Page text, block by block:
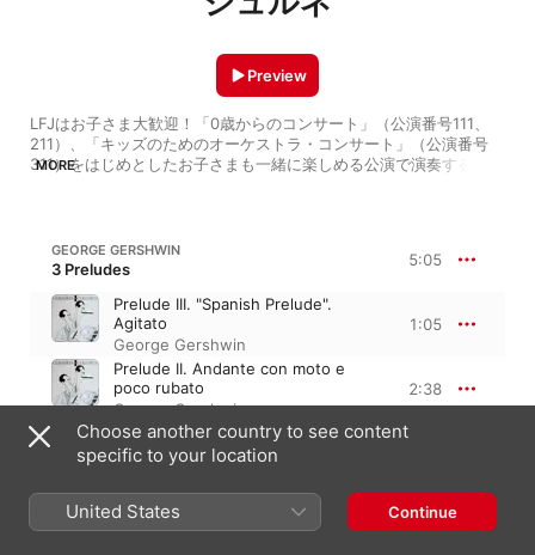
LFJはお子さま大歓迎！「0歳からのコンサート」（公演番号111、
211）、「キッズのためのオーケストラ・コンサート」（公演番号
311）をはじめとしたお子さまも一緒に楽しめる公演で演奏する数々
も3歳以上のお子さまがご入場いただけます♪
MORE
Preview
GEORGE GERSHWIN
3 Preludes 5:05
Prelude III. "Spanish Prelude".
Agitato
George Gershwin
1:05
Prelude II. Andante con moto e
poco rubato
George Gershwin
2:38
Prelude I. Allegro ben ritmato e
deciso
LEONARD BERNSTEIN
Choose another country to see content
specific to your location
United States Continue